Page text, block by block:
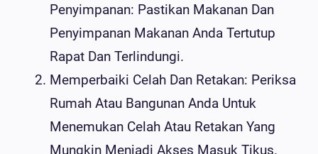
Penyimpanan: Pastikan Makanan Dan
Penyimpanan Makanan Anda Tertutup
Rapat Dan Terlindungi.
Memperbaiki Celah Dan Retakan: Periksa
Rumah Atau Bangunan Anda Untuk
Menemukan Celah Atau Retakan Yang
Mungkin Menjadi Akses Masuk Tikus.